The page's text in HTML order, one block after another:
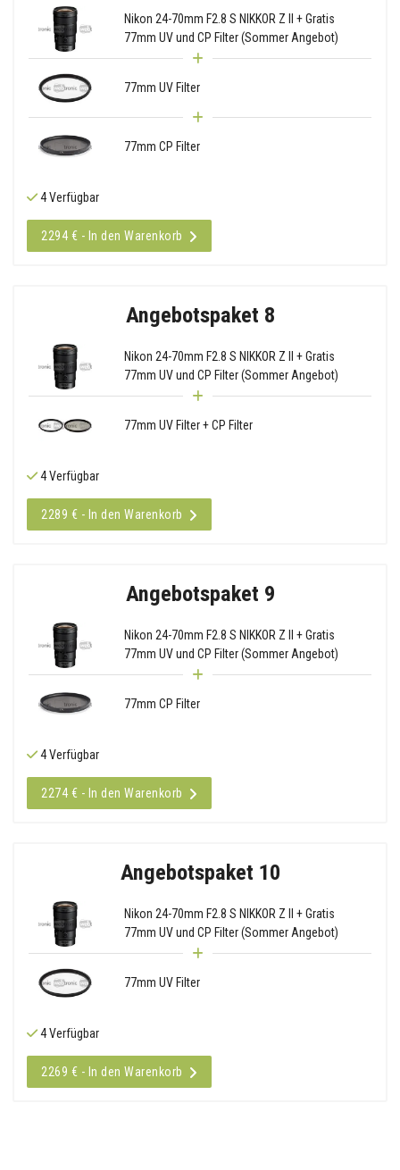
Nikon 24-70mm F2.8 S NIKKOR Z II + Gratis
77mm UV und CP Filter (Sommer Angebot)
77mm UV Filter
77mm CP Filter
4 Verfügbar
2294 € - In den Warenkorb
Angebotspaket 8
Nikon 24-70mm F2.8 S NIKKOR Z II + Gratis
77mm UV und CP Filter (Sommer Angebot)
77mm UV Filter + CP Filter
4 Verfügbar
2289 € - In den Warenkorb
Angebotspaket 9
Nikon 24-70mm F2.8 S NIKKOR Z II + Gratis
77mm UV und CP Filter (Sommer Angebot)
77mm CP Filter
4 Verfügbar
2274 € - In den Warenkorb
Angebotspaket 10
Nikon 24-70mm F2.8 S NIKKOR Z II + Gratis
77mm UV und CP Filter (Sommer Angebot)
77mm UV Filter
4 Verfügbar
2269 € - In den Warenkorb